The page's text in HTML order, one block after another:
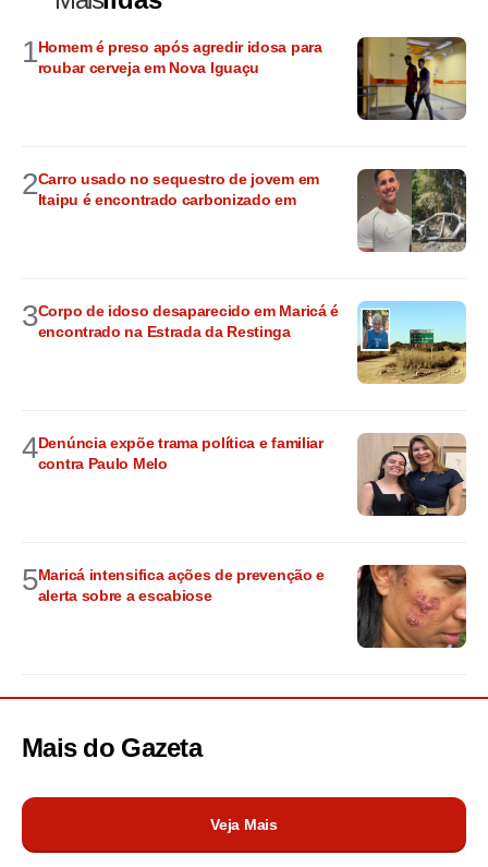
1Homem é preso após agredir idosa para
roubar cerveja em Nova Iguaçu
2Carro usado no sequestro de jovem em
Itaipu é encontrado carbonizado em
3Corpo de idoso desaparecido em Maricá é
encontrado na Estrada da Restinga
4Denúncia expõe trama política e familiar
contra Paulo Melo
5Maricá intensifica ações de prevenção e
alerta sobre a escabiose
Mais do Gazeta
Veja Mais